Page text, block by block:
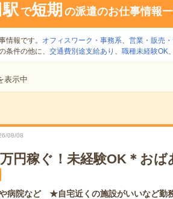
で短期 の派遣のお仕事情報
情報です。 オフィスワーク・事務系、 営業・販売
条件の他に、 交通費別途支給あり 、 職種未経験OK、
表示中
08/08
円稼ぐ！未経験OK＊おば
病院など ★自宅近くの施設がいいなど勤